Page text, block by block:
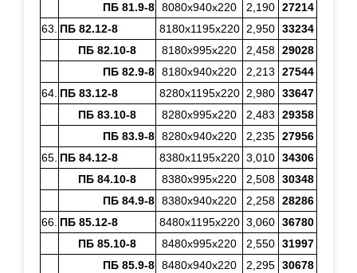
ПБ 81.9-8 8080х940х220 2,190 27214
63. ПБ 82.12-8 8180х1195х220 2,950 33234
ПБ 82.10-8
8180х995х220 2,458 29028
ПБ 82.9-8 8180х940х220 2,213
27544
64. ПБ 83.12-8 8280х1195х220 2,980 33647
ПБ 83.10-8
8280х995х220 2,483
29358
ПБ 83.9-8 8280х940х220 2,235 27956
65. ПБ 84.12-8 8380х1195х220 3,010 34306
ПБ 84.10-8
8380х995х220 2,508 30348
ПБ 84.9-8 8380х940х220 2,258 28286
66. ПБ 85.12-8 8480х1195х220 3,060 36780
ПБ 85.10-8
8480х995х220 2,550 31997
ПБ 85.9-8 8480х940х220 2,295 30678